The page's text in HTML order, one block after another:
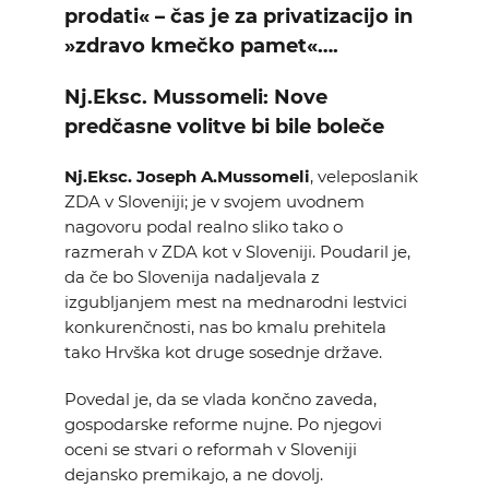
prodati« – čas je za privatizacijo in
»zdravo kmečko pamet«….
Nj.Eksc. Mussomeli: Nove
predčasne volitve bi bile boleče
Nj.Eksc. Joseph A.Mussomeli, veleposlanik
ZDA v Sloveniji; je v svojem uvodnem
nagovoru podal realno sliko tako o
razmerah v ZDA kot v Sloveniji. Poudaril je,
da če bo Slovenija nadaljevala z
izgubljanjem mest na mednarodni lestvici
konkurenčnosti, nas bo kmalu prehitela
tako Hrvška kot druge sosednje države.
Povedal je, da se vlada končno zaveda,
gospodarske reforme nujne. Po njegovi
oceni se stvari o reformah v Sloveniji
dejansko premikajo, a ne dovolj.